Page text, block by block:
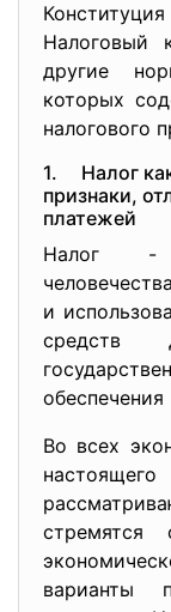
Налоговый
другие
которых
налогового
1. Налог как
признаки,
платежей
Налог -
и
средств
Во всех
стремятся
варианты